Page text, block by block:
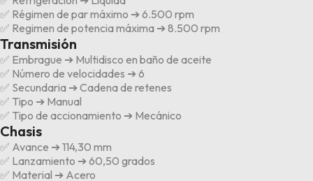
✅ Régimen de par máximo ➔ 6.500 rpm
✅ Regimen de potencia máxima ➔ 8.500 rpm
Transmisión
✅ Embrague ➔ Multidisco en baño de aceite
✅ Número de velocidades ➔ 6
✅ Secundaria ➔ Cadena de retenes
✅ Tipo ➔ Manual
✅ Tipo de accionamiento ➔ Mecánico
Chasis
✅ Avance ➔ 114,30 mm
✅ Lanzamiento ➔ 60,50 grados
✅ Material ➔ Acero